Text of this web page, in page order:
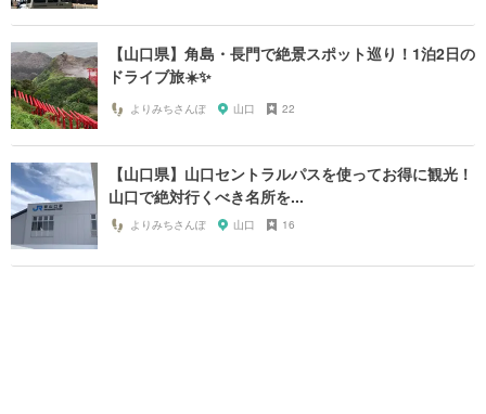
【山口県】角島・長門で絶景スポット巡り！1泊2日の
ドライブ旅☀️✨
よりみちさんぽ 山口 22
【山口県】山口セントラルパスを使ってお得に観光！
山口で絶対行くべき名所を...
よりみちさんぽ 山口 16